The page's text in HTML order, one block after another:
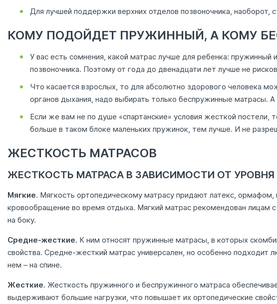
Для лучшей поддержки верхних отделов позвоночника, наоборот,
КОМУ ПОДОЙДЕТ ПРУЖИННЫЙ, А КОМУ
У вас есть сомнения, какой матрас лучше для ребенка:
позвоночника. Поэтому от года до двенадцати лет лучше не
Что касается взрослых, то для абсолютно здорового человека
органов дыхания, надо выбирать только беспружинные матрасы.
Если же вам не по душе «спартанские» условия жесткой
больше в таком блоке маленьких пружинок, тем лучше. И не
ЖЕСТКОСТЬ МАТРАСОВ
ЖЕСТКОСТЬ МАТРАСА В ЗАВИСИМОСТИ ОТ
Мягкие. Мягкость ортопедическому матрасу придают латекс,
кровообращение во время отдыха. Мягкий матрас рекомендован лицам
на боку.
Средне-жесткие. К ним относят пружинные матрасы, в которых
свойства. Средне-жесткий матрас универсален, но особенно подходит
нем – на спине.
Жесткие. Жесткость пружинного и беспружинного матраса
выдерживают большие нагрузки, что повышает их ортопедические